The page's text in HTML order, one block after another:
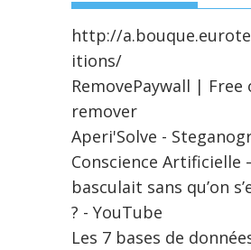
http://
itions/
RemovePaywall |
remover
Aperi'Solve -
Conscience
basculait sans qu’on
? - YouTube
Les 7 bases de